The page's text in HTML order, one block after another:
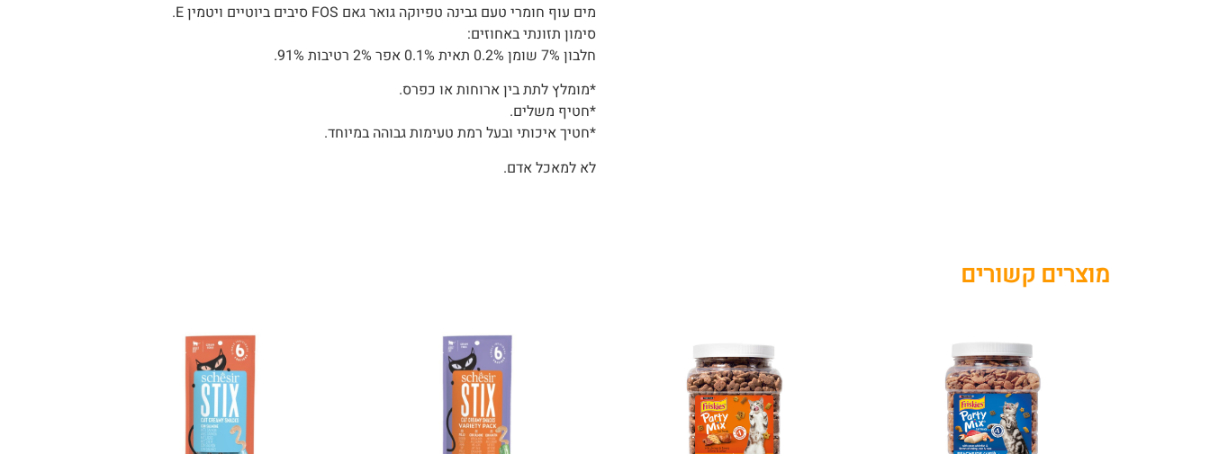
מים עוף חומרי טעם גבינה טפיוקה גואר גאם FOS סיבים ביוטיים ויטמין E.
סימון תזונתי באחוזים:
חלבון 7% שומן 0.2% תאית 0.1% אפר 2% רטיבות 91%.
*מומלץ לתת בין ארוחות או כפרס.
*חטיף משלים.
*חטיך איכותי ובעל רמת טעימות גבוהה במיוחד.
לא למאכל אדם.
מוצרים קשורים